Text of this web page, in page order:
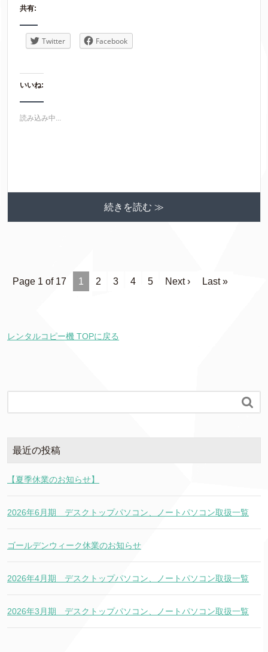
共有:
Twitter Facebook
いいね:
読み込み中...
続きを読む ≫
Page 1 of 17 1 2 3 4 5 Next › Last »
レンタルコピー機 TOPに戻る

最近の投稿
【夏季休業のお知らせ】
2026年6月期 デスクトップパソコン、ノートパソコン取扱一覧
ゴールデンウィーク休業のお知らせ
2026年4月期 デスクトップパソコン、ノートパソコン取扱一覧
2026年3月期 デスクトップパソコン、ノートパソコン取扱一覧